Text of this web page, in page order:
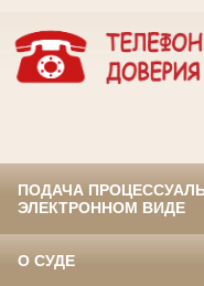
ПОДАЧА
ЭЛЕКТРОННОМ ВИДЕ
О СУДЕ